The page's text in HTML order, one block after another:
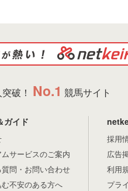
破！ No.1 競馬サイト
ガイド
サービスのご案内
問・お問い合わせ
不安のある方へ
採用
広告
利用
プラ